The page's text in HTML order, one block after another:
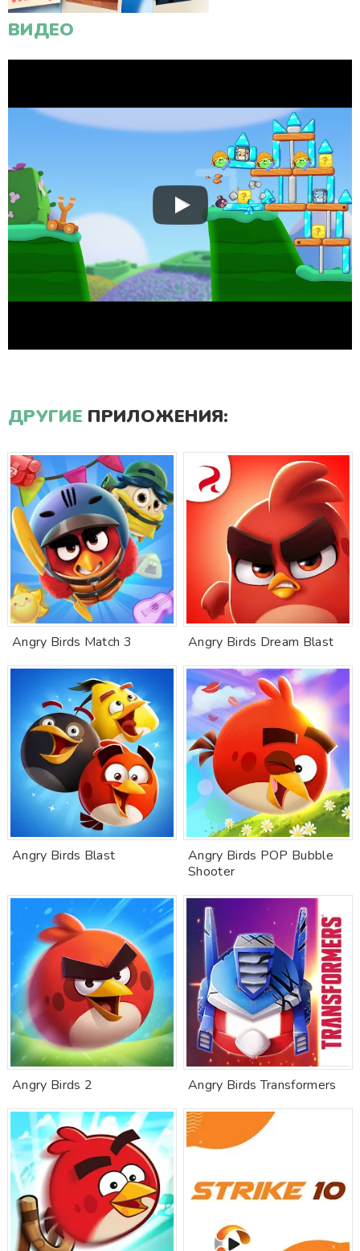
ВИДЕО
ДРУГИЕ ПРИЛОЖЕНИЯ:
Angry Birds Match 3 Angry Birds Dream Blast
Angry Birds Blast
Angry Birds POP Bubble
Shooter
Angry Birds 2 Angry Birds Transformers